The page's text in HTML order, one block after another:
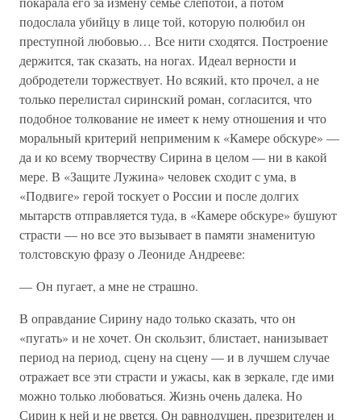
подослала убийцу в лице той, которую полюбил он
преступной любовью… Все нити сходятся. Построение
держится, так сказать, на ногах. Идеал верности и
добродетели торжествует. Но всякий, кто прочел, а не
только перелистал сиринский роман, согласится, что
подобное толкование не имеет к нему отношения и что
моральный критерий неприменим к «Камере обскуре» —
да и ко всему творчеству Сирина в целом — ни в какой
мере. В «Защите Лужина» человек сходит с ума, в
«Подвиге» герой тоскует о России и после долгих
мытарств отправляется туда, в «Камере обскуре» бушуют
страсти — но все это вызывает в памяти знаменитую
толстовскую фразу о Леониде Андрееве:
— Он пугает, а мне не страшно.
В оправдание Сирину надо только сказать, что он
«пугать» и не хочет. Он скользит, блистает, нанизывает
период на период, сцену на сцену — и в лучшем случае
отражает все эти страсти и ужасы, как в зеркале, где ими
можно только любоваться. Жизнь очень далека. Но
Сирин к ней и не рвется. Он равнодушен, презрителен и